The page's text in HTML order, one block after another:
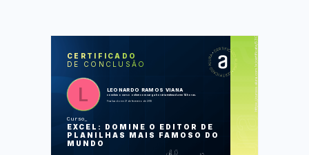
CERTIFICADO
DE CONCLUSÃO
LEONARDO RAMOS VIANA
concluiu o curso online com carga horária estimada em 14 horas.
Finalizado em 21 de fevereiro de 2018
Curso
EXCEL: DOMINE O EDITOR DE
PLANILHAS MAIS FAMOSO DO
MUNDO
https://cursos.alura.com.br/certificate/5303c409-f06d-476a-a13d-7733df58ab5b
LAS
Apresentação
Arquivos em branco
Mais Funções e Operadores lógicos.
A função procv